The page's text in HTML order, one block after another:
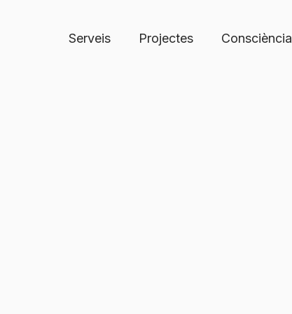
Serveis Projectes Consciència